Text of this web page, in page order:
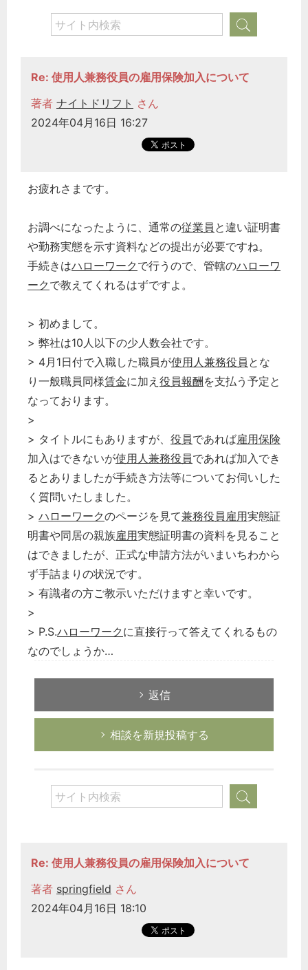
Re: 使用人兼務役員の雇用保険加入について
著者 ナイトドリフト さん
2024年04月16日 16:27
お疲れさまです。
お調べになったように、通常の従業員 と違い証明書
や勤務実態を示す資料などの提出が必要ですね。
手続きはハローワーク で行うので、管轄のハローワ
ーク で教えてくれるはずですよ。
> 初めまして。
> 弊社は10人以下の少人数会社です。
> 4月1日付で入職した職員が使用人兼務役員 とな
り一般職員同様賃金に加え 役員報酬を支払う予定と
なっております。
>
> タイトルにもありますが、 役員であれば雇用保険
加入はできないが使用人兼務役員であれば加入でき
るとありましたが手続き方法等についてお伺いした
く質問いたしました。
> ハローワークのページを見て兼務役員 雇用実態証
明書や同居の親族雇用実態証明書の資料を見ること
はできましたが、正式な申請方法がいまいちわから
ず手詰まりの状況です。
> 有識者の方ご教示いただけますと幸いです。
>
> P.S.ハローワーク に直接行って答えてくれるもの
なのでしょうか…
返信
相談を新規投稿する
Re: 使用人兼務役員の雇用保険加入について
著者 springfield さん
2024年04月16日 18:10